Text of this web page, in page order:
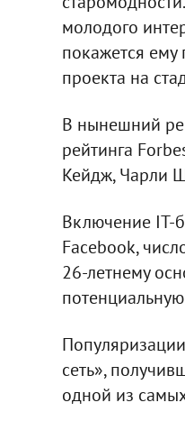
молодого
покажется ему
проекта на
В нынешний
рейтинга
Кейдж, Чарли
Включение IT-
Facebook,
26-летнему
сеть»,
одной из